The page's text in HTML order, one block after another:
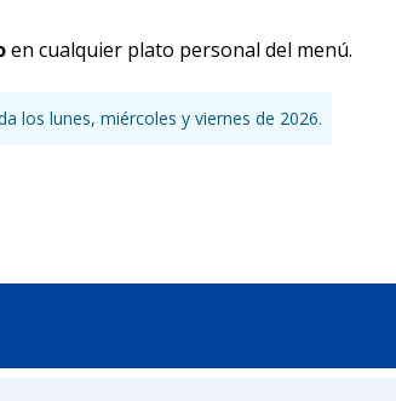
en cualquier plato personal del menú.
los lunes, miércoles y viernes de 2026.